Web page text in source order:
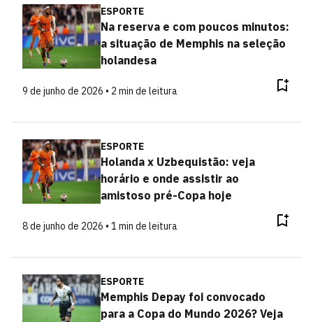
ESPORTE
Na reserva e com poucos minutos:
a situação de Memphis na seleção
holandesa
9 de junho de 2026 • 2 min de leitura
ESPORTE
Holanda x Uzbequistão: veja
horário e onde assistir ao
amistoso pré-Copa hoje
8 de junho de 2026 • 1 min de leitura
ESPORTE
Memphis Depay foi convocado
para a Copa do Mundo 2026? Veja